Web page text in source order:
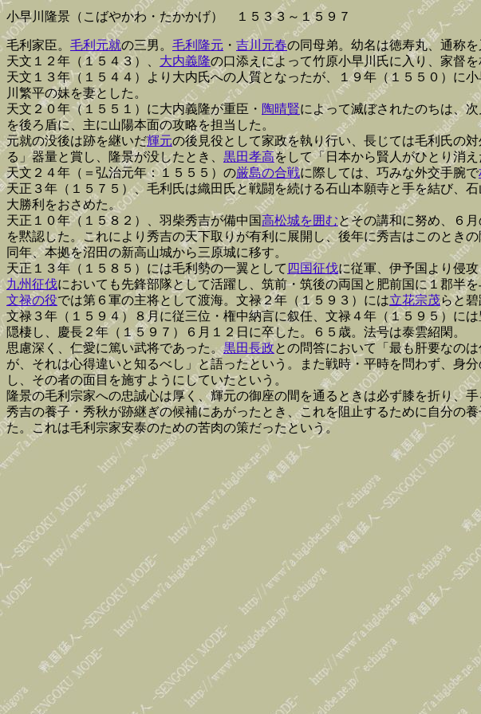
小早川隆景（こばやかわ・たかかげ） １５３３～１５９７
毛利家臣。 毛利元就の三男。 毛利隆元 ・ 吉川元春の同母弟。幼名は徳寿丸、通称
天文１２年（１５４３）、 大内義隆の口添えによって竹原小早川氏に入り、家督
天文１３年（１５４４）より大内氏への人質となったが、１９年（１５５０）に
川繁平の妹を妻とした。
天文２０年（１５５１）に大内義隆が重臣・ 陶晴賢によって滅ぼされたのちは、
を後ろ盾に、主に山陽本面の攻略を担当した。
元就の没後は跡を継いだ輝元の後見役として家政を執り行い、長じては毛利氏の
る」器量と賞し、隆景が没したとき、 黒田孝高をして「日本から賢人がひとり消
天文２４年（＝弘治元年：１５５５）の厳島の合戦に際しては、巧みな外交手腕で
天正３年（１５７５）、毛利氏は織田氏と戦闘を続ける石山本願寺と手を結び、
大勝利をおさめた。
天正１０年（１５８２）、羽柴秀吉が備中国高松城を囲むとその講和に努め、６月
を黙認した。これにより秀吉の天下取りが有利に展開し、後年に秀吉はこのとき
同年、本拠を沼田の新高山城から三原城に移す。
天正１３年（１５８５）には毛利勢の一翼として 四国征伐に従軍、伊予国より侵
九州征伐においても先鋒部隊として活躍し、筑前・筑後の両国と肥前国に１郡半
文禄の役では第６軍の主将として渡海。文禄２年（１５９３）には立花宗茂らと
文禄３年（１５９４）８月に従三位・権中納言に叙任、文禄４年（１５９５）に
隠棲し、慶長２年（１５９７）６月１２日に卒した。６５歳。法号は泰雲紹閑。
思慮深く、仁愛に篤い武将であった。黒田長政との問答において「最も肝要なの
が、それは心得違いと知るべし」と語ったという。また戦時・平時を問わず、身
し、その者の面目を施すようにしていたという。
隆景の毛利宗家への忠誠心は厚く、輝元の御座の間を通るときは必ず膝を折り、
秀吉の養子・秀秋が跡継ぎの候補にあがったとき、これを阻止するために自分の
た。これは毛利宗家安泰のための苦肉の策だったという。